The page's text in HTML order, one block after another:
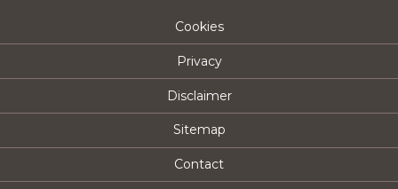
Cookies
Privacy
Disclaimer
Sitemap
Contact